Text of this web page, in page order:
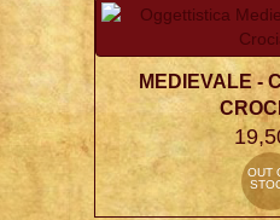
MEDIEVALE -
OUT